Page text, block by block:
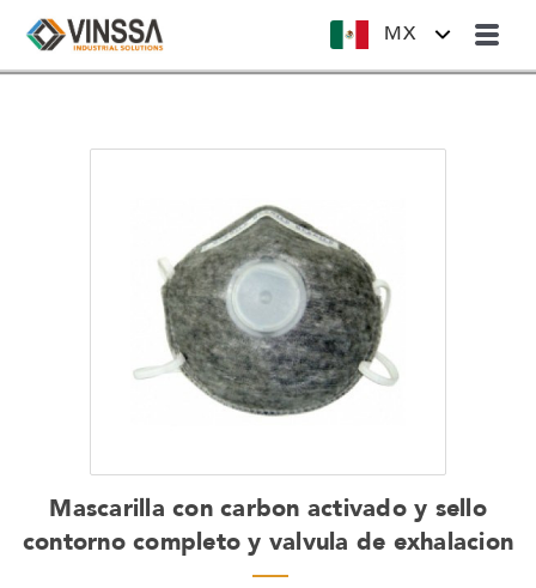
MX
Mascarilla con carbon activado y sello
contorno completo y valvula de exhalacion